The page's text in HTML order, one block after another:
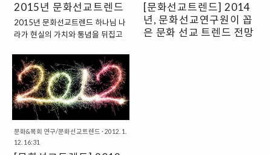
“출구 없는 헬조선”을 짚었던 것처
럼, 극심한 양극화와 정부의 부실한
위기대처능력을 바라보며 국민들은
에 대한 차별, 갑질 논란은 그 양상
이 보다 복잡해졌다. ‘최순실 국정농
단’의 파급력은 대단해서 다른 모든
이슈들을 집어 삼키고 남을 정도였
다. 정치권력의 사유화와 부정부패
에 실망하고 분노한 국민 다수가 주
말마다 촛불을 들고 거리'로..
침묵 속에서 SNS로 대화를 나누는
대신 골목길에서 우렁차게 이름을
불러댔고, 머릿수를 맞춰 달걀 프라
2015년 문화선교트렌드
2015년 문화선교트렌드 하나님 나
라가 현실의 가치와 통념을 뒤집고
다면, 그것을 소망하는 사람들이 이
세대의 트렌드와 대세를 읽어내려
한다는 것이 어불성설 같다. 하나님
나라에 해마다 유행이 있다는 말을
들어본 적이 없기 때문이며, 때로는
시대정신을 거슬러 개인과 사회의
급진적인 갱신을 요청하는 것이 하
나님 나라이기 때문이다. 그러나 하
[문화선교트렌드] 2014
년, 문화선교연구원이 꼽
은 문화 선교 트렌드 전망
문화&목회 연구/문화선교트렌드 · 2012. 1.
12. 16:31